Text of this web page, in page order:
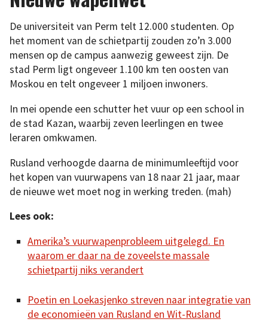
De universiteit van Perm telt 12.000 studenten. Op
het moment van de schietpartij zouden zo’n 3.000
mensen op de campus aanwezig geweest zijn. De
stad Perm ligt ongeveer 1.100 km ten oosten van
Moskou en telt ongeveer 1 miljoen inwoners.
In mei opende een schutter het vuur op een school in
de stad Kazan, waarbij zeven leerlingen en twee
leraren omkwamen.
Rusland verhoogde daarna de minimumleeftijd voor
het kopen van vuurwapens van 18 naar 21 jaar, maar
de nieuwe wet moet nog in werking treden. (mah)
Lees ook:
Amerika’s vuurwapenprobleem uitgelegd. En
waarom er daar na de zoveelste massale
schietpartij niks verandert
Poetin en Loekasjenko streven naar integratie van
de economieën van Rusland en Wit-Rusland